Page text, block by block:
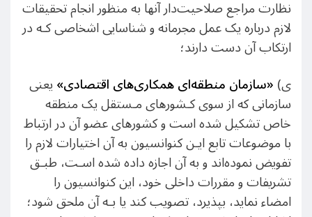
نظارت مراجع صلاحیت‌دار آنها به منظور انجام تحقیقات
لازم درباره یک عمل مجرمانه و شناسایی اشخاصی کـه در
ارتکاب آن دست دارند؛
ی)«سازمان منطقه‌ای همکاری‌های اقتصادی»یعنی
سازمانی که از سوی کـشورهای مـستقل یک منطقه
خاص تشکیل شده است و کشورهای عضو آن در ارتباط
با موضوعات تابع ایـن کنوانسیون به آن اختیارات لازم را
تفویض نموده‌اند و به آن اجازه داده شده اسـت، طبـق
تشریفات و مقررات داخلی خود، این کنوانسیون را
امضاء نماید، بپذیرد، تصویب کند یا بـه آن ملحق شود؛